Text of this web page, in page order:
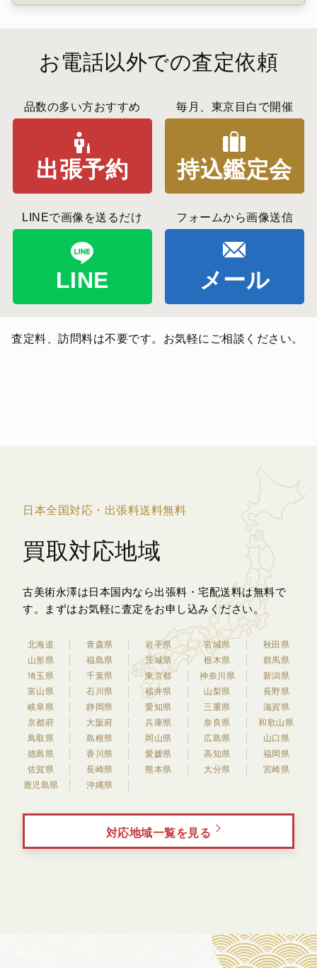
お電話以外での査定依頼
品数の多い方おすすめ
出張予約
毎月、東京目白で開催
持込鑑定会
LINEで画像を送るだけ
LINE
フォームから画像送信
メール
査定料、訪問料は不要です。お気軽にご相談ください。
日本全国対応・出張料送料無料
買取対応地域
古美術永澤は日本国内なら出張料・宅配送料は無料で
す。
まずはお気軽に査定をお申し込みください。
北海道 青森県 岩手県 宮城県
秋田県
山形県
福島県 茨城県 栃木県
群馬県
埼玉県
千葉県 東京都 神奈川県
新潟県
富山県
石川県 福井県 山梨県
長野県
岐阜県
静岡県 愛知県 三重県
滋賀県
京都府
大阪府 兵庫県 奈良県
和歌山県
鳥取県
島根県 岡山県 広島県
山口県
徳島県
香川県 愛媛県 高知県
福岡県
佐賀県
長崎県 熊本県 大分県
宮崎県
鹿児島県
沖縄県
対応地域一覧を見る